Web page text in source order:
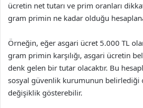
ücretin net tutarı ve prim oranları
gram primin ne kadar olduğu
Örneğin, eğer asgari ücret 5.000 TL
gram primin karşılığı, asgari ücretin
denk gelen bir tutar olacaktır. Bu
sosyal güvenlik kurumunun belirlediği
değişiklik gösterebilir.